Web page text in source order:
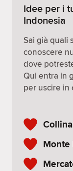
Idee per i
Indonesia
Sai già quali
conoscere
dove
Qui entra in
per uscire in
Monte